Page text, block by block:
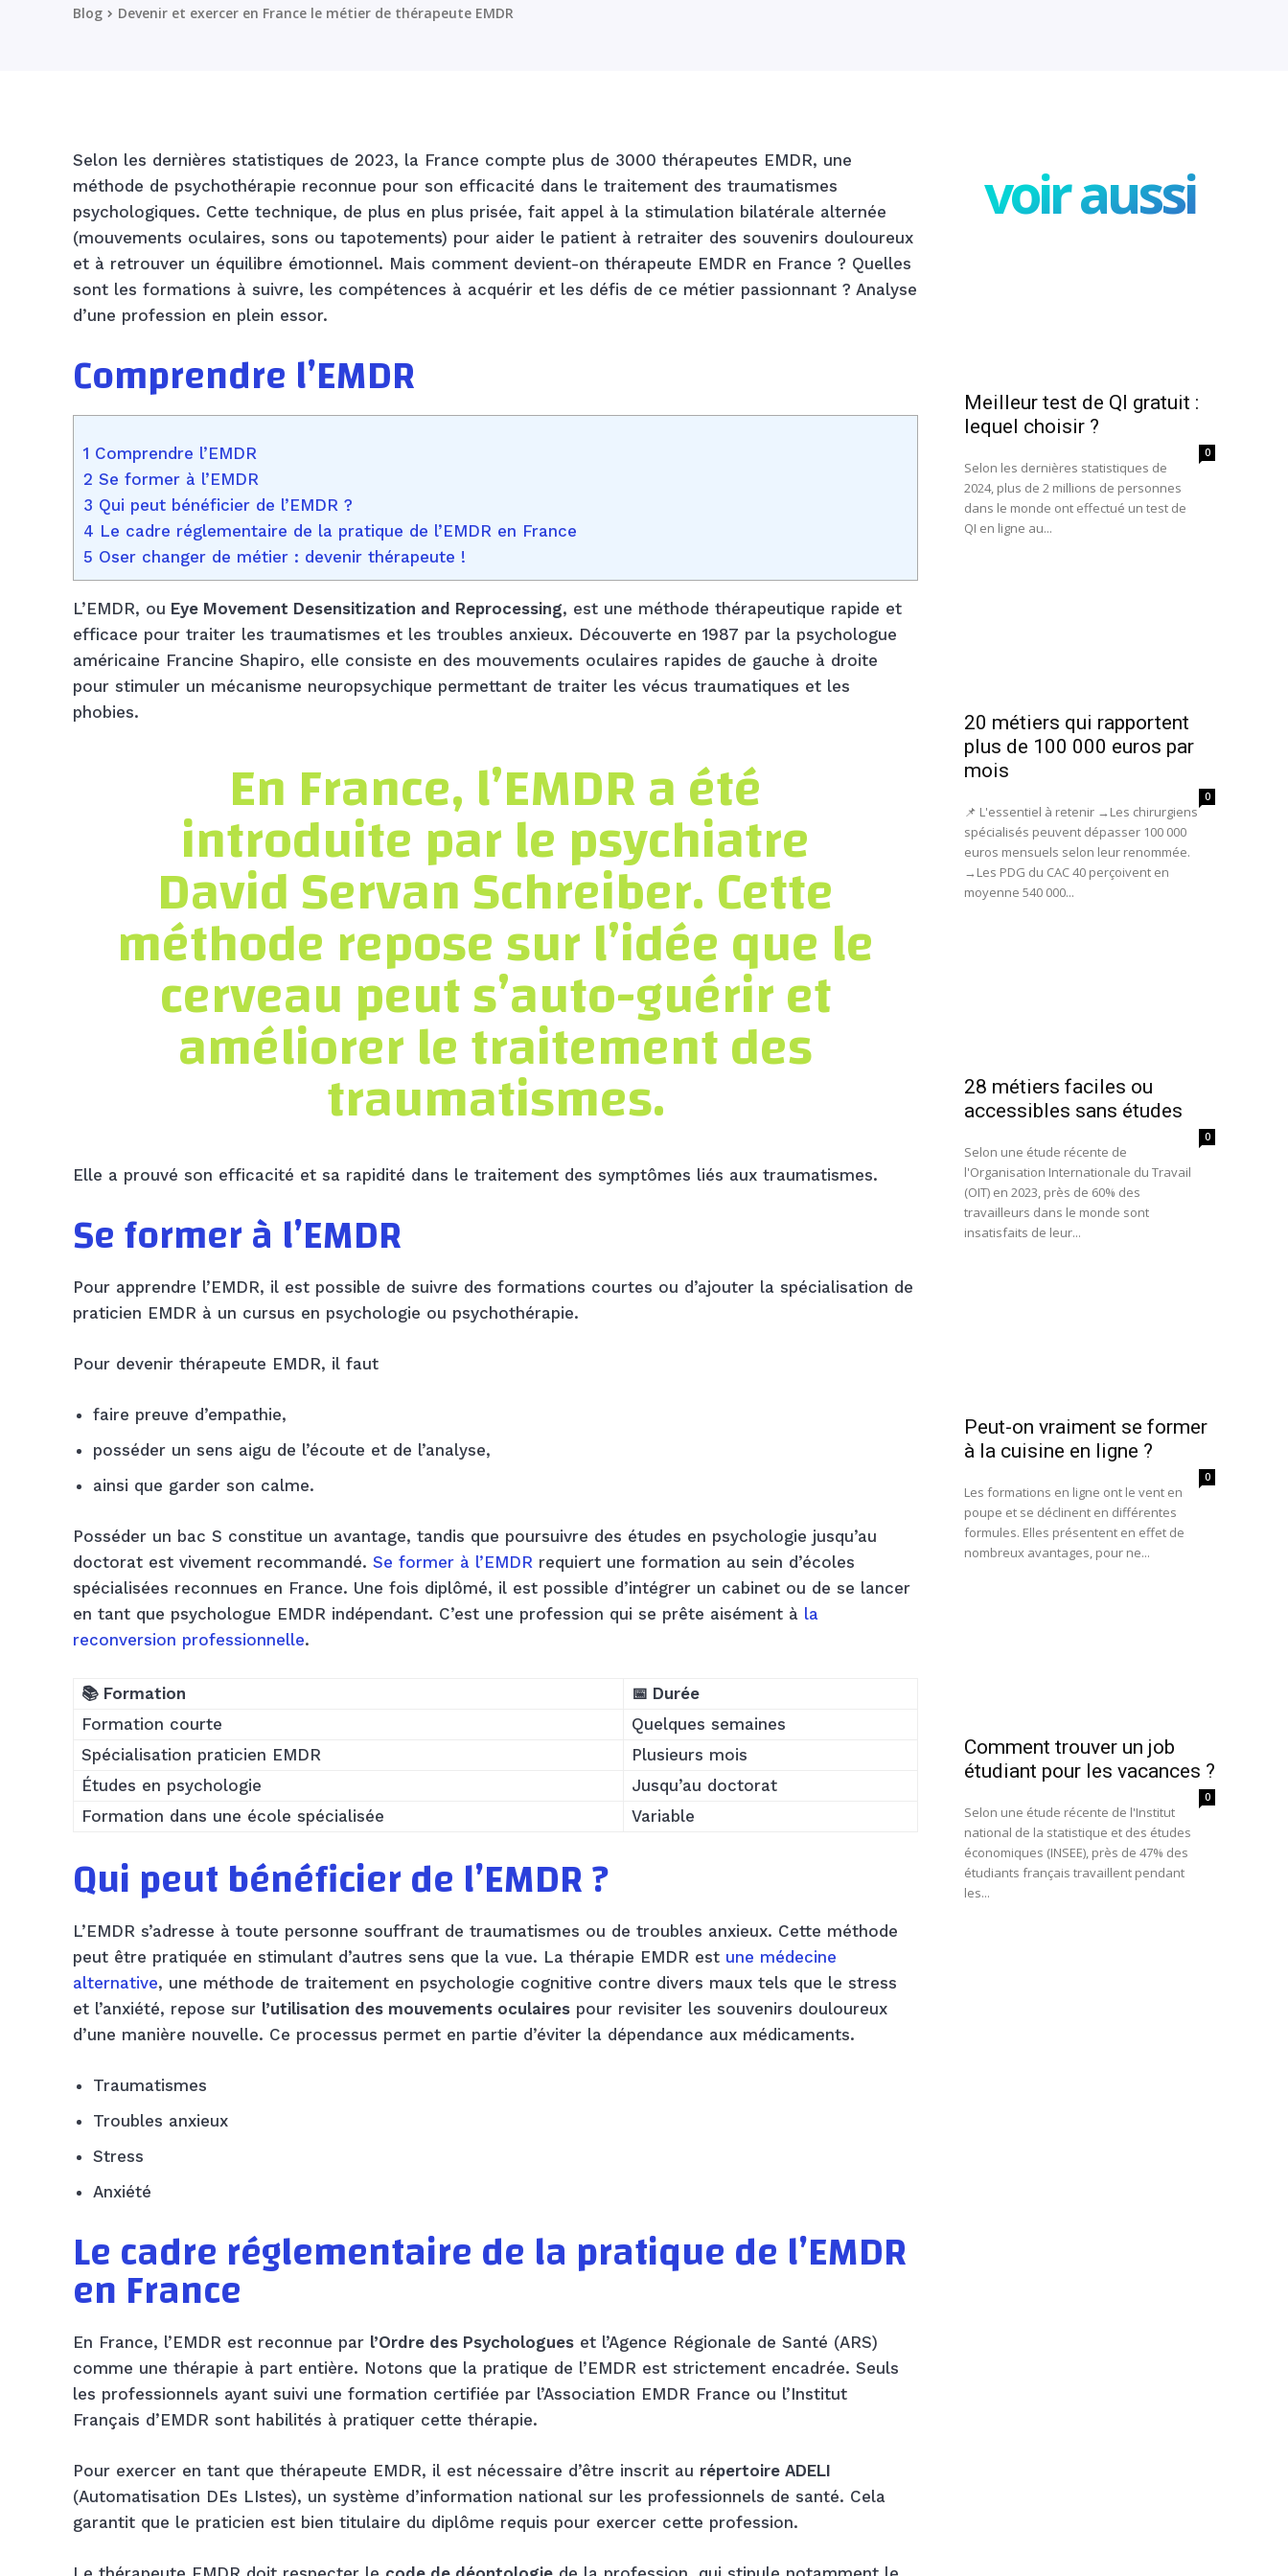
Blog Devenir et exercer en France le métier de thérapeute EMDR
Selon les dernières statistiques de 2023, la France compte plus de 3000 thérapeutes EMDR, une
méthode de psychothérapie reconnue pour son efficacité dans le traitement des traumatismes
psychologiques. Cette technique, de plus en plus prisée, fait appel à la stimulation bilatérale alternée
(mouvements oculaires, sons ou tapotements) pour aider le patient à retraiter des souvenirs douloureux
et à retrouver un équilibre émotionnel. Mais comment devient-on thérapeute EMDR en France ? Quelles
sont les formations à suivre, les compétences à acquérir et les défis de ce métier passionnant ? Analyse
d’une profession en plein essor.
Comprendre l’EMDR
1 Comprendre l’EMDR
2 Se former à l’EMDR
3 Qui peut bénéficier de l’EMDR ?
4 Le cadre réglementaire de la pratique de l’EMDR en France
5 Oser changer de métier : devenir thérapeute !
L’EMDR, ou Eye Movement Desensitization and Reprocessing, est une méthode thérapeutique rapide et
efficace pour traiter les traumatismes et les troubles anxieux. Découverte en 1987 par la psychologue
américaine Francine Shapiro, elle consiste en des mouvements oculaires rapides de gauche à droite
pour stimuler un mécanisme neuropsychique permettant de traiter les vécus traumatiques et les
phobies.
En France, l’EMDR a été
introduite par le psychiatre
David Servan Schreiber. Cette
méthode repose sur l’idée que le
cerveau peut s’auto-guérir et
améliorer le traitement des
traumatismes.
Elle a prouvé son efficacité et sa rapidité dans le traitement des symptômes liés aux traumatismes.
Se former à l’EMDR
Pour apprendre l’EMDR, il est possible de suivre des formations courtes ou d’ajouter la spécialisation de
praticien EMDR à un cursus en psychologie ou psychothérapie.
Pour devenir thérapeute EMDR, il faut
faire preuve d’empathie,
posséder un sens aigu de l’écoute et de l’analyse,
ainsi que garder son calme.
Posséder un bac S constitue un avantage, tandis que poursuivre des études en psychologie jusqu’au
doctorat est vivement recommandé. Se former à l’EMDR requiert une formation au sein d’écoles
spécialisées reconnues en France. Une fois diplômé, il est possible d’intégrer un cabinet ou de se lancer
en tant que psychologue EMDR indépendant. C’est une profession qui se prête aisément à la
reconversion professionnelle.
📚 Formation
📅 Durée
Formation courte
Quelques semaines
Spécialisation praticien EMDR
Plusieurs mois
Études en psychologie
Jusqu’au doctorat
Formation dans une école spécialisée
Variable
Qui peut bénéficier de l’EMDR ?
L’EMDR s’adresse à toute personne souffrant de traumatismes ou de troubles anxieux. Cette méthode
peut être pratiquée en stimulant d’autres sens que la vue. La thérapie EMDR est une médecine
alternative, une méthode de traitement en psychologie cognitive contre divers maux tels que le stress
et l’anxiété, repose sur l’utilisation des mouvements oculaires pour revisiter les souvenirs douloureux
d’une manière nouvelle. Ce processus permet en partie d’éviter la dépendance aux médicaments.
Traumatismes
Troubles anxieux
Stress
Anxiété
Le cadre réglementaire de la pratique de l’EMDR
en France
En France, l’EMDR est reconnue par l’Ordre des Psychologues et l’Agence Régionale de Santé (ARS)
comme une thérapie à part entière. Notons que la pratique de l’EMDR est strictement encadrée. Seuls
les professionnels ayant suivi une formation certifiée par l’Association EMDR France ou l’Institut
Français d’EMDR sont habilités à pratiquer cette thérapie.
Pour exercer en tant que thérapeute EMDR, il est nécessaire d’être inscrit au répertoire ADELI
(Automatisation DEs LIstes), un système d’information national sur les professionnels de santé. Cela
garantit que le praticien est bien titulaire du diplôme requis pour exercer cette profession.
voir aussi
Meilleur test de QI gratuit :
lequel choisir ?
0
Selon les dernières statistiques de
2024, plus de 2 millions de personnes
dans le monde ont effectué un test de
QI en ligne au...
20 métiers qui rapportent
plus de 100 000 euros par
mois
0
📌 L'essentiel à retenir →Les chirurgiens
spécialisés peuvent dépasser 100 000
euros mensuels selon leur renommée.
→Les PDG du CAC 40 perçoivent en
moyenne 540 000...
28 métiers faciles ou
accessibles sans études
0
Selon une étude récente de
l'Organisation Internationale du Travail
(OIT) en 2023, près de 60% des
travailleurs dans le monde sont
insatisfaits de leur...
Peut-on vraiment se former
à la cuisine en ligne ?
0
Les formations en ligne ont le vent en
poupe et se déclinent en différentes
formules. Elles présentent en effet de
nombreux avantages, pour ne...
Comment trouver un job
étudiant pour les vacances ?
0
Selon une étude récente de l'Institut
national de la statistique et des études
économiques (INSEE), près de 47% des
étudiants français travaillent pendant
les...